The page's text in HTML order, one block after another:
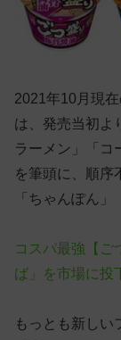
2021年10月現
は、発売当初よ
ラーメン」「コ
を筆頭に、順序
「ちゃんぽん
コスパ最強【ご
ば」を市場に
もっとも新しい